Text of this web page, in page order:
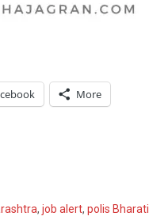
More
, job alert, polis Bharati